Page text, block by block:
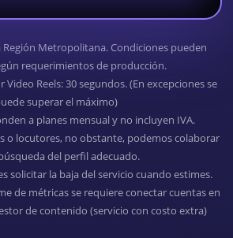
Metropolitana. Condiciones pueden
requerimientos de producción.
Reels: 30 segundos. (En excepciones se
superar el máximo)
a planes mensual y no incluyen IVA.
o locutores, no obstante, podemos colaborar
del perfil adecuado.
solicitar la baja del servicio cuando estimes.
de métricas se requiere conectar cuentas en
de contenido (servicio con costo extra)